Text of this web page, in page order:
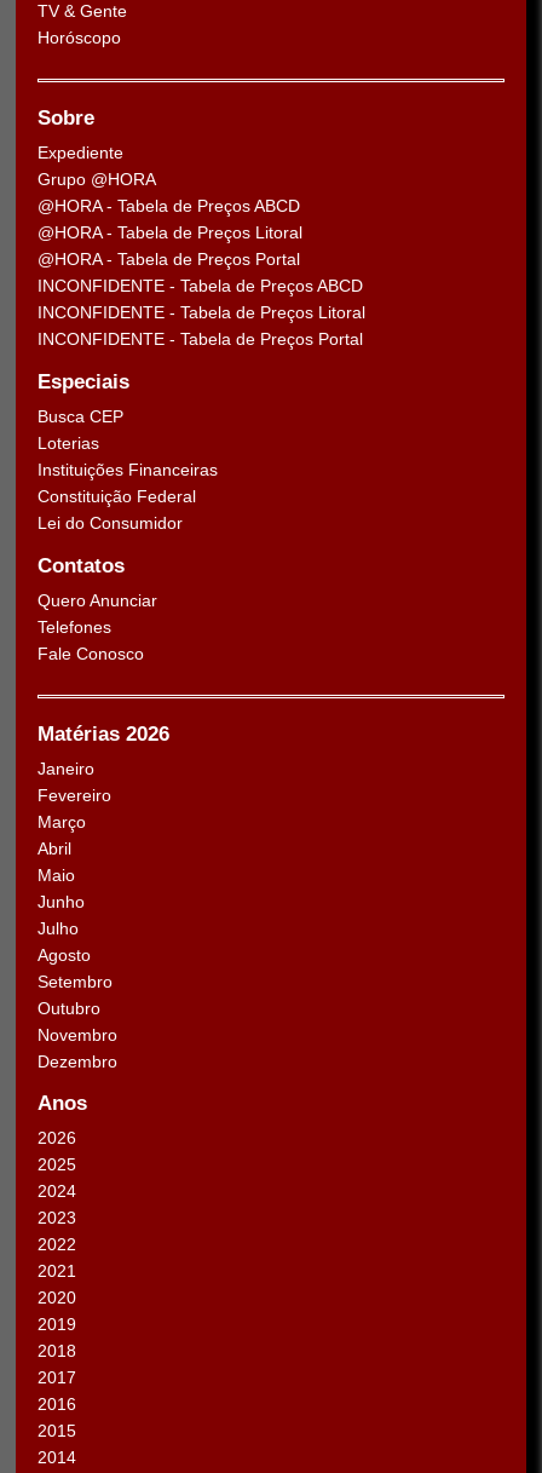
TV & Gente
Horóscopo
Sobre
Expediente
Grupo @HORA
@HORA - Tabela de Preços ABCD
@HORA - Tabela de Preços Litoral
@HORA - Tabela de Preços Portal
INCONFIDENTE - Tabela de Preços ABCD
INCONFIDENTE - Tabela de Preços Litoral
INCONFIDENTE - Tabela de Preços Portal
Especiais
Busca CEP
Loterias
Instituições Financeiras
Constituição Federal
Lei do Consumidor
Contatos
Quero Anunciar
Telefones
Fale Conosco
Matérias 2026
Janeiro
Fevereiro
Março
Abril
Maio
Junho
Julho
Agosto
Setembro
Outubro
Novembro
Dezembro
Anos
2026
2025
2024
2023
2022
2021
2020
2019
2018
2017
2016
2015
2014